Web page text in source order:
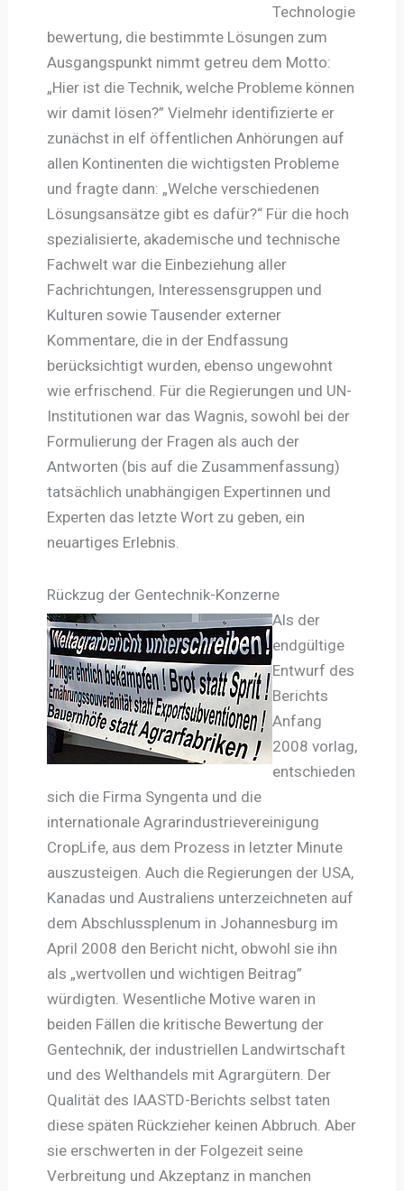
Technologie
bewertung, die bestimmte Lösungen zum
Ausgangspunkt nimmt getreu dem Motto:
„Hier ist die Technik, welche Probleme können
wir damit lösen?” Vielmehr identifizierte er
zunächst in elf öffentlichen Anhörungen auf
allen Kontinenten die wichtigsten Probleme
und fragte dann: „Welche verschiedenen
Lösungsansätze gibt es dafür?“ Für die hoch
spezialisierte, akademische und technische
Fachwelt war die Einbeziehung aller
Fachrichtungen, Interessensgruppen und
Kulturen sowie Tausender externer
Kommentare, die in der Endfassung
berücksichtigt wurden, ebenso ungewohnt
wie erfrischend. Für die Regierungen und UN-
Institutionen war das Wagnis, sowohl bei der
Formulierung der Fragen als auch der
Antworten (bis auf die Zusammenfassung)
tatsächlich unabhängigen Expertinnen und
Experten das letzte Wort zu geben, ein
neuartiges Erlebnis.
Rückzug der Gentechnik-Konzerne
Als der
endgültige
Entwurf des
Berichts
Anfang
2008 vorlag,
entschieden
sich die Firma Syngenta und die
internationale Agrarindustrievereinigung
CropLife, aus dem Prozess in letzter Minute
auszusteigen. Auch die Regierungen der USA,
Kanadas und Australiens unterzeichneten auf
dem Abschlussplenum in Johannesburg im
April 2008 den Bericht nicht, obwohl sie ihn
als „wertvollen und wichtigen Beitrag”
würdigten. Wesentliche Motive waren in
beiden Fällen die kritische Bewertung der
Gentechnik, der industriellen Landwirtschaft
und des Welthandels mit Agrargütern. Der
Qualität des IAASTD-Berichts selbst taten
diese späten Rückzieher keinen Abbruch. Aber
sie erschwerten in der Folgezeit seine
Verbreitung und Akzeptanz in manchen